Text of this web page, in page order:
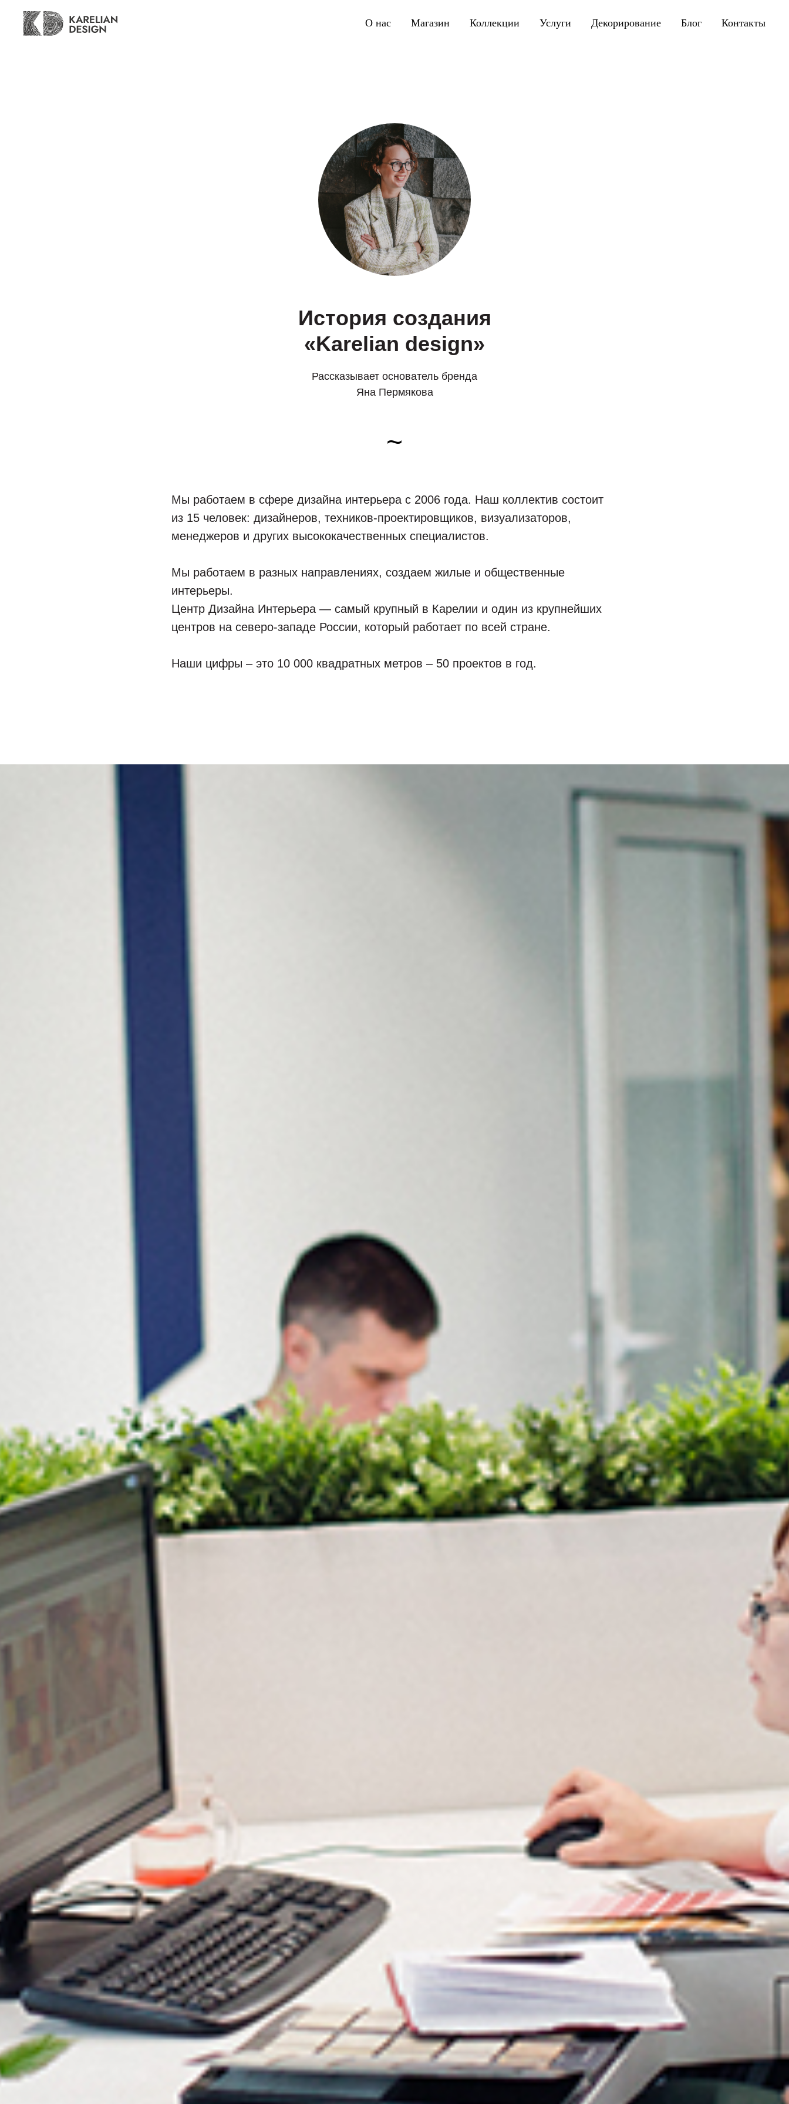
О нас Магазин Коллекции Услуги Декорирование Блог Контакты
История создания
«Karelian design»
Рассказывает основатель бренда
Яна Пермякова
~
Мы работаем в сфере дизайна интерьера с 2006 года. Наш коллектив состоит
из 15 человек: дизайнеров, техников-проектировщиков, визуализаторов,
менеджеров и других высококачественных специалистов.
Мы работаем в разных направлениях, создаем жилые и общественные
интерьеры.
Центр Дизайна Интерьера — самый крупный в Карелии и один из крупнейших
центров на северо-западе России, который работает по всей стране.
Наши цифры – это 10 000 квадратных метров – 50 проектов в год.